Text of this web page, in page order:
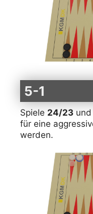
5-1
Spiele 24/23 und
für eine
werden.